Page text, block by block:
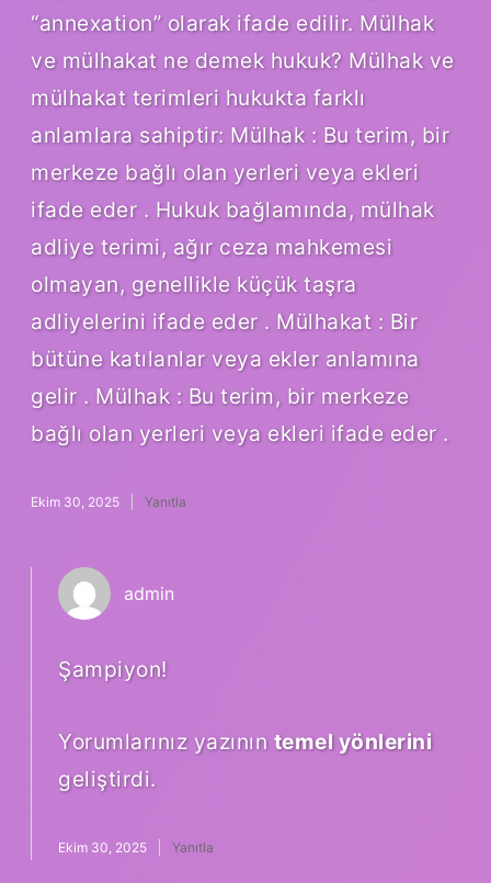
“annexation” olarak ifade edilir. Mülhak
ve mülhakat ne demek hukuk? Mülhak ve
mülhakat terimleri hukukta farklı
anlamlara sahiptir: Mülhak : Bu terim, bir
merkeze bağlı olan yerleri veya ekleri
ifade eder . Hukuk bağlamında, mülhak
adliye terimi, ağır ceza mahkemesi
olmayan, genellikle küçük taşra
adliyelerini ifade eder . Mülhakat : Bir
bütüne katılanlar veya ekler anlamına
gelir . Mülhak : Bu terim, bir merkeze
bağlı olan yerleri veya ekleri ifade eder .
Ekim 30, 2025 Yanıtla
admin
Şampiyon!
Yorumlarınız yazının temel yönlerini
geliştirdi.
Ekim 30, 2025 Yanıtla